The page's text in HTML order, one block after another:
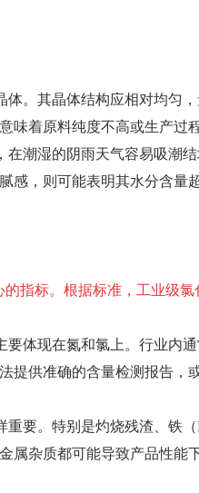
。其晶体结构应相对均匀
味着原料纯度不高或生产过
潮湿的阴雨天气容易吸潮
感，则可能表明其水分含
指标。根据标准，工业级
体现在氮和氯上。行业内
提供准确的含量检测报告
要。特别是灼烧残渣、铁（
属杂质都可能导致产品性能